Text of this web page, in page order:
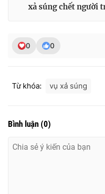
xả súng chết người
0 0
Từ khóa: vụ xả súng
Bình luận (0)